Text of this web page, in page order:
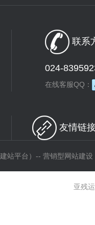
联系
024-
在线客服QQ：
友情链
站平台）-- 营销型网站建
亚残